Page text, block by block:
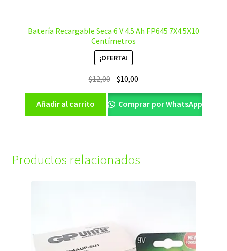
Batería Recargable Seca 6 V 4.5 Ah FP645 7X4.5X10
Centímetros
¡OFERTA!
$12,00 El
original
era:
$10,00
actual
es:
Añadir al carrito Comprar por WhatsApp
Productos relacionados